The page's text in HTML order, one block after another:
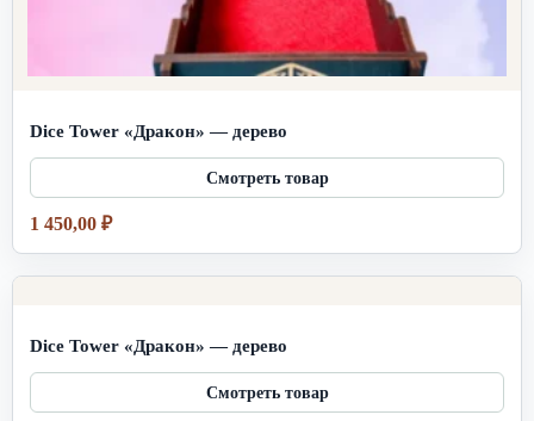
Dice Tower «Дракон» — дерево
1 450,00 ₽
Dice Tower «Дракон» — дерево